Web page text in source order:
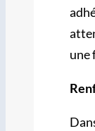
une